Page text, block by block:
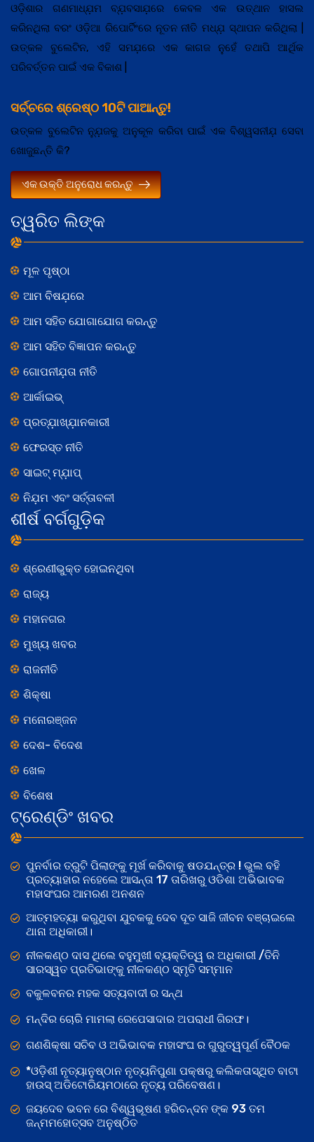
ତ୍ୱରିତ ଲିଙ୍କ
ମୂଳ ପୃଷ୍ଠା
ଆମ ବିଷଯ଼ରେ
ଆମ ସହିତ ଯୋଗାଯୋଗ କରନ୍ତୁ
ଆମ ସହିତ ବିଜ୍ଞାପନ କରନ୍ତୁ
ଗୋପନୀଯ଼ତା ନୀତି
ଆର୍କାଇଭ୍
ପ୍ରତ୍ଯ଼ାଖ୍ଯ଼ାନକାରୀ
ଫେରସ୍ତ ନୀତି
ସାଇଟ୍ ମ୍ଯ଼ାପ୍
ନିଯ଼ମ ଏବଂ ସର୍ତ୍ତାବଳୀ
ଶୀର୍ଷ ବର୍ଗଗୁଡ଼ିକ
ଶ୍ରେଣୀଭୁକ୍ତ ହୋଇନଥିବା
ରାଜ୍ୟ
ମହାନଗର
ମୁଖ୍ୟ ଖବର
ରାଜନୀତି
ଶିକ୍ଷା
ମନୋରଞ୍ଜନ
ଦେଶ- ବିଦେଶ
ଖେଳ
ବିଶେଷ
ଟ୍ରେଣ୍ଡିଂ ଖବର
ପୁନର୍ବାର ତ୍ରୁଟି ପିଲାଙ୍କୁ ମୂର୍ଖ କରିବାକୁ ଷଡଯନ୍ତ୍ର ! ଭୁଲ ବହି
ପ୍ରତ୍ୟାହାର ନହେଲେ ଆସନ୍ତା 17 ତାରିଖରୁ ଓଡିଶା ଅଭିଭାବକ
ମହାସଂଘର ଆମରଣ ଅନଶନ
ଆତ୍ମହତ୍ୟା କରୁଥିବା ଯୁବକକୁ ଦେବ ଦୂତ ସାଜି ଜୀବନ ବଞ୍ଚାଇଲେ
ଥାନା ଅଧିକାରୀ।
ନୀଳକଣ୍ଠ ଦାସ ଥିଲେ ବହୁମୁଖୀ ବ୍ୟକ୍ତିତ୍ୱ ର ଅଧିକାରୀ /ତିନି
ସାରସ୍ୱତ ପ୍ରତିଭାଙ୍କୁ ନୀଳକଣ୍ଠ ସ୍ମୃତି ସମ୍ମାନ
ବକୁଳବନର ମହକ ସତ୍ୟବାଦୀ ର ସନ୍ଥ
ମନ୍ଦିର ଚୋରି ମାମଲା ରେପେସାଦାର ଅପରାଧୀ ଗିରଫ।
ଗଣଶିକ୍ଷା ସଚିବ ଓ ଅଭିଭାବକ ମହାସଂଘ ର ଗୁରୁତ୍ୱପୂର୍ଣ ବୈଠକ
*ଓଡ଼ିଶୀ ନୃତ୍ୟାନୁଷ୍ଠାନ ନୃତ୍ୟନିପୁଣା ପକ୍ଷରୁ କଲିକତାସ୍ଥିତ ବାଟା
ହାଉସ୍ ଅଡିଟୋରିୟମଠାରେ ନୃତ୍ୟ ପରିବେଷଣ।
ଜୟଦେବ ଭବନ ରେ ବିଶ୍ୱଭୂଷଣ ହରିଚନ୍ଦନ ଙ୍କ 93 ତମ
ଜନ୍ମମହୋତ୍ସବ ଅନୁଷ୍ଠିତ
ଓଡ଼ିଶାର ଗଣମାଧ୍ଯ଼ମ ବ୍ଯ଼ବସାଯ଼ରେ କେବଳ ଏକ ଉତ୍ଥାନ ହାସଲ
କରିନଥିଲା ବରଂ ଓଡ଼ିଆ ରିପୋର୍ଟିଂରେ ନୂତନ ନୀତି ମଧ୍ଯ଼ ସ୍ଥାପନ କରିଥିଲା |
ଉତ୍କଳ ବୁଲେଟିନ, ଏହି ସମଯ଼ରେ ଏକ କାଗଜ ନୁହେଁ ତଥାପି ଆର୍ଥିକ
ପରିବର୍ତ୍ତନ ପାଇଁ ଏକ ବିକାଶ |
ସର୍ଚ୍ଚରେ ଶ୍ରେଷ୍ଠ 10ଟି ପାଆନ୍ତୁ!
ଉତ୍କଳ ବୁଲେଟିନ ନ୍ଯ଼ୁଜକୁ ଅନୁକୂଳ କରିବା ପାଇଁ ଏକ ବିଶ୍ୱସନୀଯ଼ ସେବା
ଖୋଜୁଛନ୍ତି କି?
ଏକ ଉକ୍ତି ଅନୁରୋଧ କରନ୍ତୁ